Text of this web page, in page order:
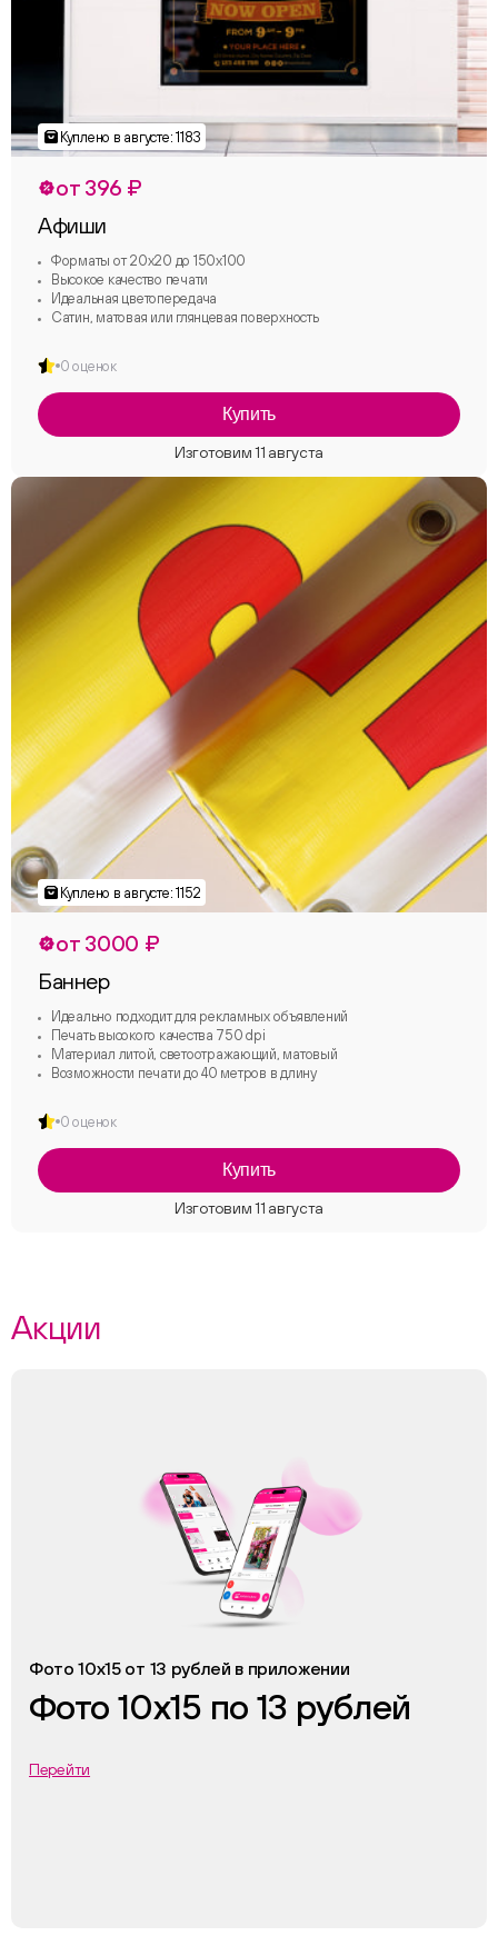
от 396 ₽
Афиши
Форматы от 20х20 до 150х100
Высокое качество печати
Идеальная цветопередача
Сатин, матовая или глянцевая поверхность
0 оценок
Купить
от 3000 ₽
Баннер
Идеально подходит для рекламных объявлений
Печать высокого качества 750 dpi
Материал литой, светоотражающий, матовый
Возможности печати до 40 метров в длину
0 оценок
Купить
Акции
Фото 10х15 от 13 рублей в приложении
Фото 10х15 по 13 рублей
Перейти